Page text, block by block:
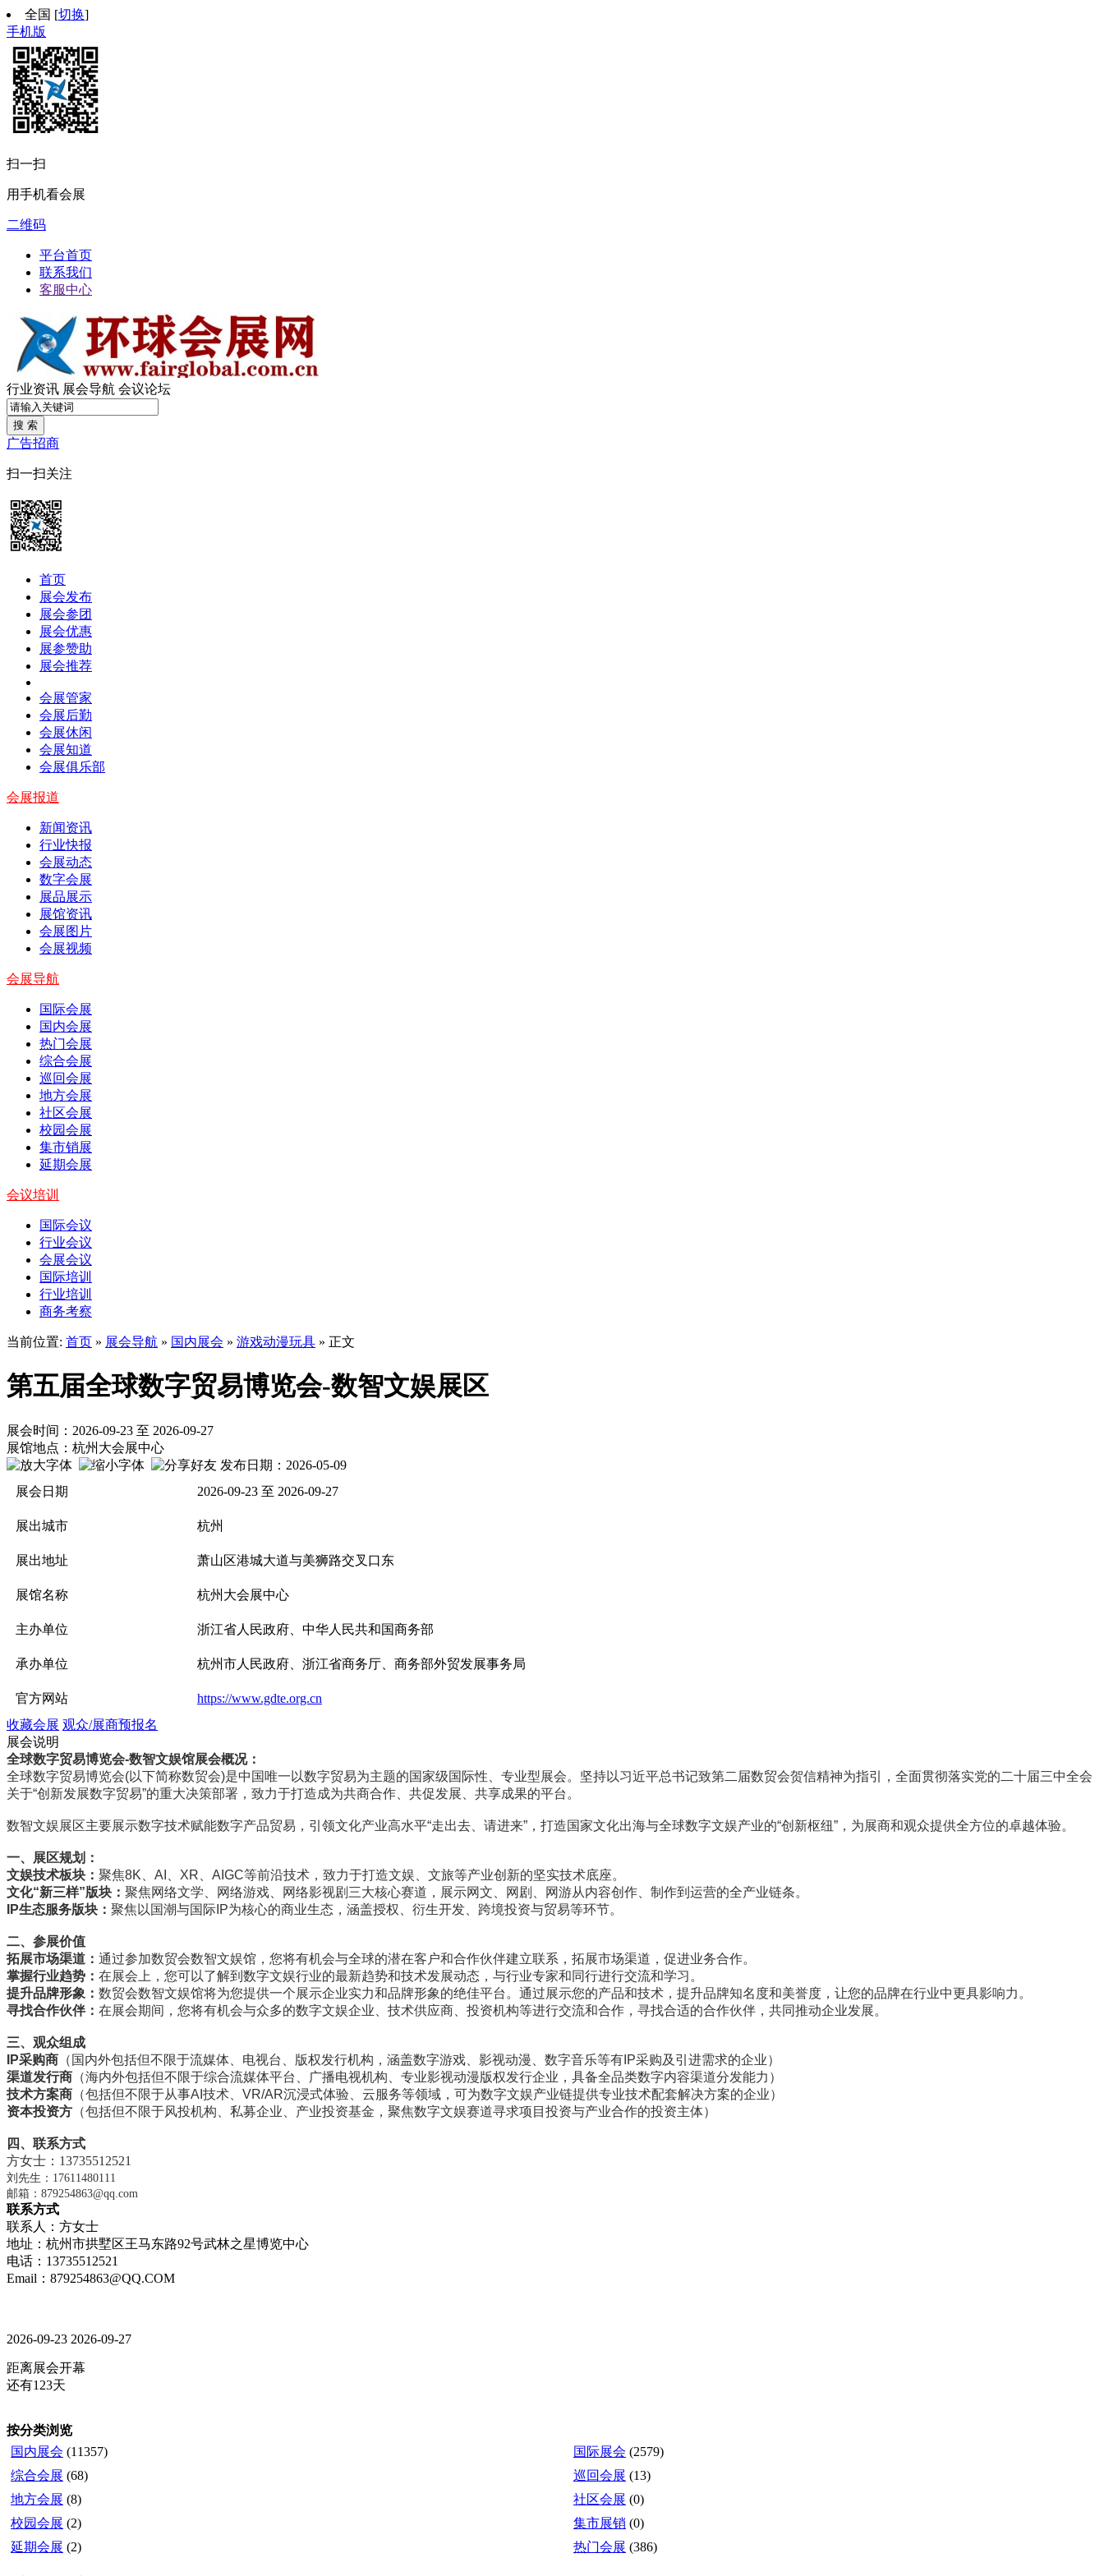
全国 [切换]
手机版
扫一扫
用手机看会展
二维码
平台首页
联系我们
客服中心
行业资讯 展会导航 会议论坛
搜 索
广告招商
扫一扫关注
首页
展会发布
展会参团
展会优惠
展参赞助
展会推荐
会展管家
会展后勤
会展休闲
会展知道
会展俱乐部
会展报道
新闻资讯
行业快报
会展动态
数字会展
展品展示
展馆资讯
会展图片
会展视频
会展导航
国际会展
国内会展
热门会展
综合会展
巡回会展
地方会展
社区会展
校园会展
集市销展
延期会展
会议培训
国际会议
行业会议
会展会议
国际培训
行业培训
商务考察
当前位置: 首页 » 展会导航 » 国内展会 » 游戏动漫玩具 » 正文
第五届全球数字贸易博览会-数智文娱展区
展会时间：2026-09-23 至 2026-09-27
展馆地点：杭州大会展中心
发布日期：2026-05-09
展会日期
2026-09-23 至 2026-09-27
展出城市 杭州
展出地址 萧山区港城大道与美狮路交叉口东
展馆名称 杭州大会展中心
主办单位 浙江省人民政府、中华人民共和国商务部
承办单位 杭州市人民政府、浙江省商务厅、商务部外贸发展事务局
官方网站
https://www.gdte.org.cn
收藏会展 观众/展商预报名
展会说明
全球数字贸易博览会-数智文娱馆展会概况：
全球数字贸易博览会(以下简称数贸会)是中国唯一以数字贸易为主题的国家级国际性、专业型展会。坚持以习近平总书记致第二届数贸会贺信精神为指引，全面贯彻落实党的二十届三中全会
关于“创新发展数字贸易”的重大决策部署，致力于打造成为共商合作、共促发展、共享成果的平台。
数智文娱展区主要展示数字技术赋能数字产品贸易，引领文化产业高水平“走出去、请进来”，打造国家文化出海与全球数字文娱产业的“创新枢纽”，为展商和观众提供全方位的卓越体验。
一、展区规划：
文娱技术板块： 聚焦8K、AI、XR、AIGC等前沿技术，致力于打造文娱、文旅等产业创新的坚实技术底座。
文化“新三样”版块： 聚焦网络文学、网络游戏、网络影视剧三大核心赛道，展示网文、网剧、网游从内容创作、制作到运营的全产业链条。
IP生态服务版块： 聚焦以国潮与国际IP为核心的商业生态，涵盖授权、衍生开发、跨境投资与贸易等环节。
二、参展价值
拓展市场渠道： 通过参加数贸会数智文娱馆，您将有机会与全球的潜在客户和合作伙伴建立联系，拓展市场渠道，促进业务合作。
掌握行业趋势： 在展会上，您可以了解到数字文娱行业的最新趋势和技术发展动态，与行业专家和同行进行交流和学习。
提升品牌形象： 数贸会数智文娱馆将为您提供一个展示企业实力和品牌形象的绝佳平台。通过展示您的产品和技术，提升品牌知名度和美誉度，让您的品牌在行业中更具影响力。
寻找合作伙伴： 在展会期间，您将有机会与众多的数字文娱企业、技术供应商、投资机构等进行交流和合作，寻找合适的合作伙伴，共同推动企业发展。
三、观众组成
IP采购商 （国内外包括但不限于流媒体、电视台、版权发行机构，涵盖数字游戏、影视动漫、数字音乐等有IP采购及引进需求的企业）
渠道发行商 （海内外包括但不限于综合流媒体平台、广播电视机构、专业影视动漫版权发行企业，具备全品类数字内容渠道分发能力）
技术方案商 （包括但不限于从事AI技术、VR/AR沉浸式体验、云服务等领域，可为数字文娱产业链提供专业技术配套解决方案的企业）
资本投资方 （包括但不限于风投机构、私募企业、产业投资基金，聚焦数字文娱赛道寻求项目投资与产业合作的投资主体）
四、 联系方式
方女士： 13735512521
刘先生： 17611480111
邮箱： 879254863@qq.com
联系方式
联系人：方女士
地址：杭州市拱墅区王马东路92号武林之星博览中心
电话：13735512521
Email：879254863@QQ.COM
2026-09-23 2026-09-27
距离展会开幕
还有123天
按分类浏览
国内展会 (11357) 国际展会 (2579)
综合会展 (68) 巡回会展 (13)
地方会展 (8) 社区会展 (0)
校园会展 (2) 集市展销 (0)
延期会展 (2) 热门会展 (386)